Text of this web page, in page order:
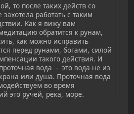
то после таких действ со
работать с таким
Как я вижу вам
обратится к рунам,
как можно исправить
перед рунами, богами, силой
такого действия. И
вода - это вода не из
или душа. Проточная вода
во время
это ручей, река, море.